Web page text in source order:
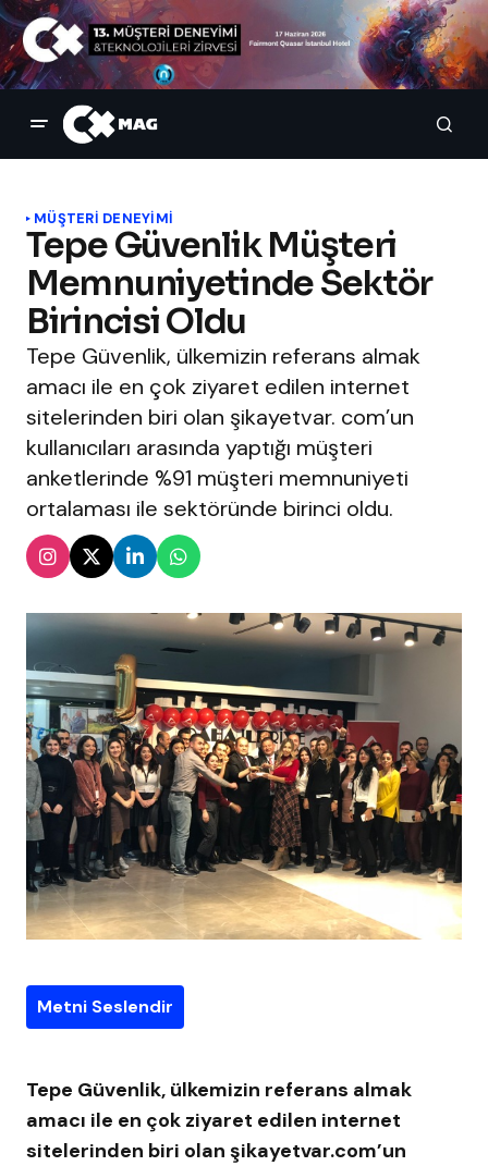
MÜŞTERI DENEYIMI
Tepe Güvenlik Müşteri
Memnuniyetinde Sektör
Birincisi Oldu
Tepe Güvenlik, ülkemizin referans almak
amacı ile en çok ziyaret edilen internet
sitelerinden biri olan şikayetvar. com’un
kullanıcıları arasında yaptığı müşteri
anketlerinde %91 müşteri memnuniyeti
ortalaması ile sektöründe birinci oldu.
Metni Seslendir
Tepe Güvenlik, ülkemizin referans almak
amacı ile en çok ziyaret edilen internet
sitelerinden biri olan şikayetvar.com’un